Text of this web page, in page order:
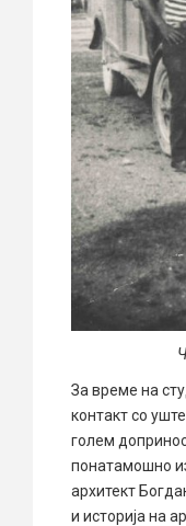
За време на
контакт со
голем
понатамошно
архитект
и историја на